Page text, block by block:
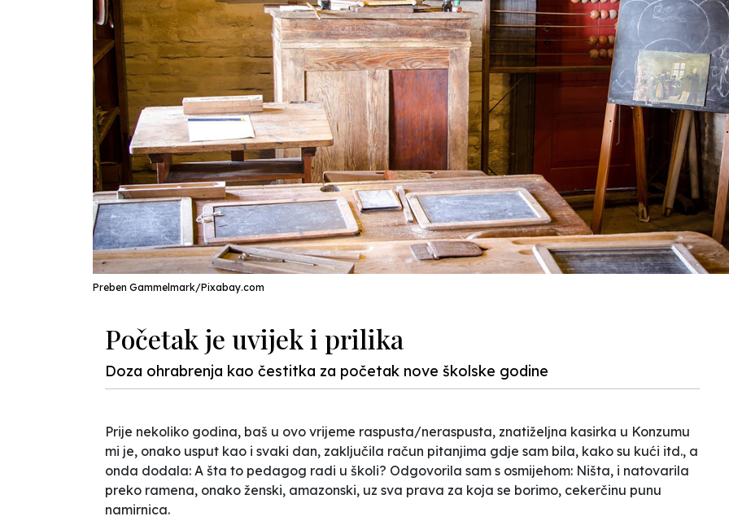
Preben Gammelmark/Pixabay.com
Početak je uvijek i prilika
Doza ohrabrenja kao čestitka za početak nove školske godine
Prije nekoliko godina, baš u ovo vrijeme raspusta/neraspusta, znatiželjna kasirka u Konzumu
mi je, onako usput kao i svaki dan, zaključila račun pitanjima gdje sam bila, kako su kući itd., a
onda dodala: A šta to pedagog radi u školi? Odgovorila sam s osmijehom: Ništa, i natovarila
preko ramena, onako ženski, amazonski, uz sva prava za koja se borimo, cekerčinu punu
namirnica.